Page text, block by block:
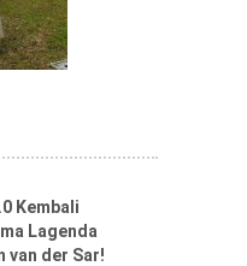
Kembali
Lagenda
van der Sar!